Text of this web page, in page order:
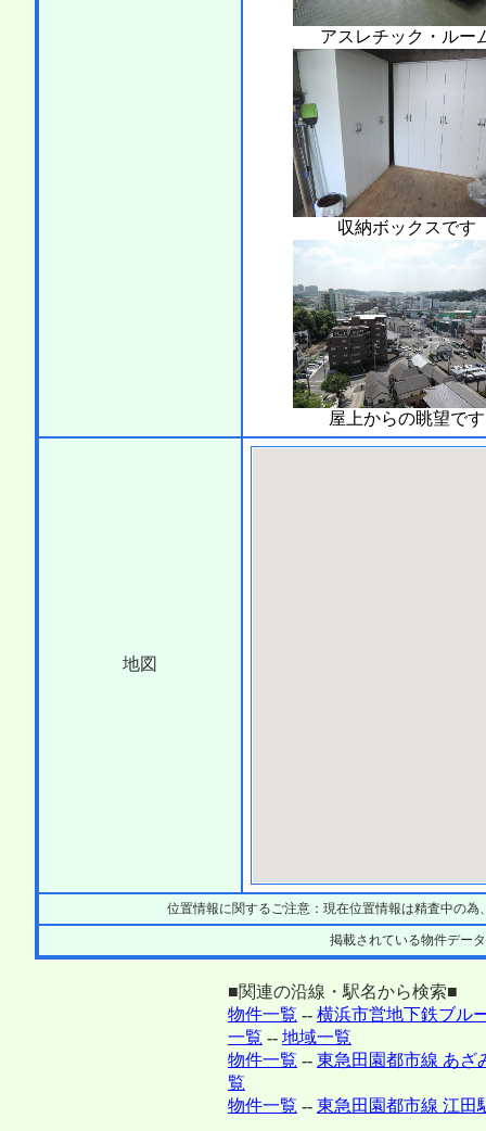
アスレチック・ルー
収納ボックスです
屋上からの眺望です
地図
位置情報に関するご注意：現在位置情報は精査中の
掲載されている物件デー
■関連の沿線・駅名から検索■
物件一覧 -- 横浜市営地下鉄ブル
一覧 -- 地域一覧
物件一覧 -- 東急田園都市線 あざ
覧
物件一覧 -- 東急田園都市線 江田